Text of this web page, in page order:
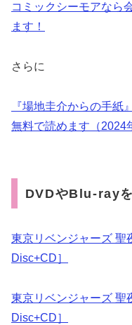
コミックシーモアなら
ます！
さらに
『場地圭介からの手紙
無料で読めます（2024
DVDやBlu-ray
東京リベンジャーズ 聖
Disc+CD］
東京リベンジャーズ 聖
Disc+CD］